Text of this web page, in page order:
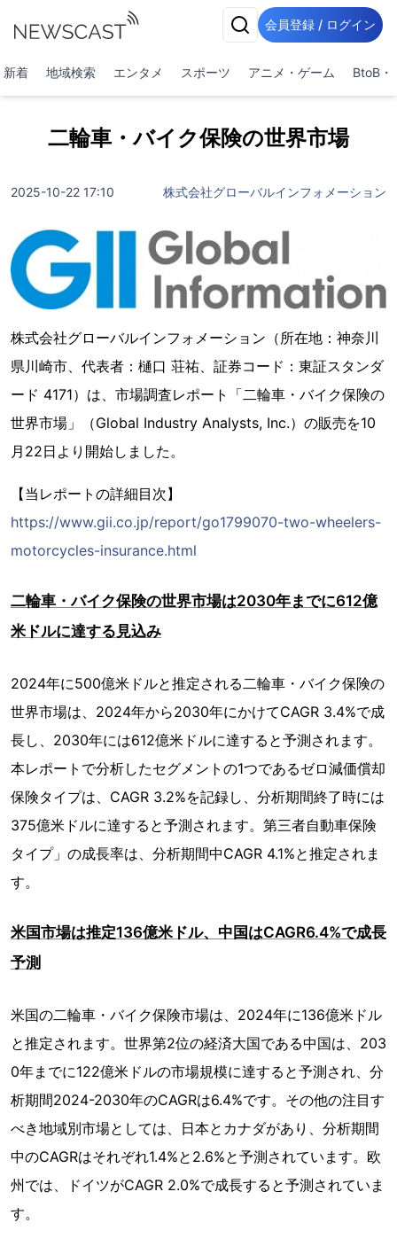
会員登録 / ログイン
新着 地域検索 エンタメ スポーツ アニメ・ゲーム BtoB・
二輪車・バイク保険の世界市場
2025-10-22 17:10 株式会社グローバルインフォメーション
株式会社グローバルインフォメーション（所在地：神奈川
県川崎市、代表者：樋口 荘祐、証券コード：東証スタンダ
ード 4171）は、市場調査レポート「二輪車・バイク保険の
世界市場」（Global Industry Analysts, Inc.）の販売を10
月22日より開始しました。
【当レポートの詳細目次】
https://www.gii.co.jp/report/go1799070-two-wheelers-
motorcycles-insurance.html
二輪車・バイク保険の世界市場は2030年までに612億
米ドルに達する見込み
2024年に500億米ドルと推定される二輪車・バイク保険の
世界市場は、2024年から2030年にかけてCAGR 3.4%で成
長し、2030年には612億米ドルに達すると予測されます。
本レポートで分析したセグメントの1つであるゼロ減価償却
保険タイプは、CAGR 3.2%を記録し、分析期間終了時には
375億米ドルに達すると予測されます。第三者自動車保険
タイプ」の成長率は、分析期間中CAGR 4.1%と推定されま
す。
米国市場は推定136億米ドル、中国はCAGR6.4%で成長
予測
米国の二輪車・バイク保険市場は、2024年に136億米ドル
と推定されます。世界第2位の経済大国である中国は、203
0年までに122億米ドルの市場規模に達すると予測され、分
析期間2024-2030年のCAGRは6.4%です。その他の注目す
べき地域別市場としては、日本とカナダがあり、分析期間
中のCAGRはそれぞれ1.4%と2.6%と予測されています。欧
州では、ドイツがCAGR 2.0%で成長すると予測されていま
す。